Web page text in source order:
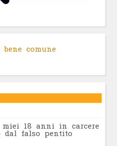
comune
miei 18 anni in carcere
dal falso pentito